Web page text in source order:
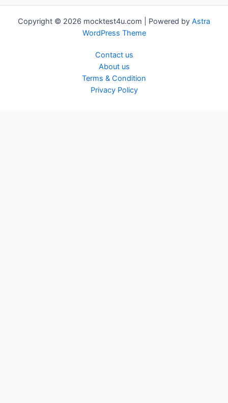
Copyright © 2026 mocktest4u.com | Powered by Astra
WordPress Theme
Contact us
About us
Terms & Condition
Privacy Policy